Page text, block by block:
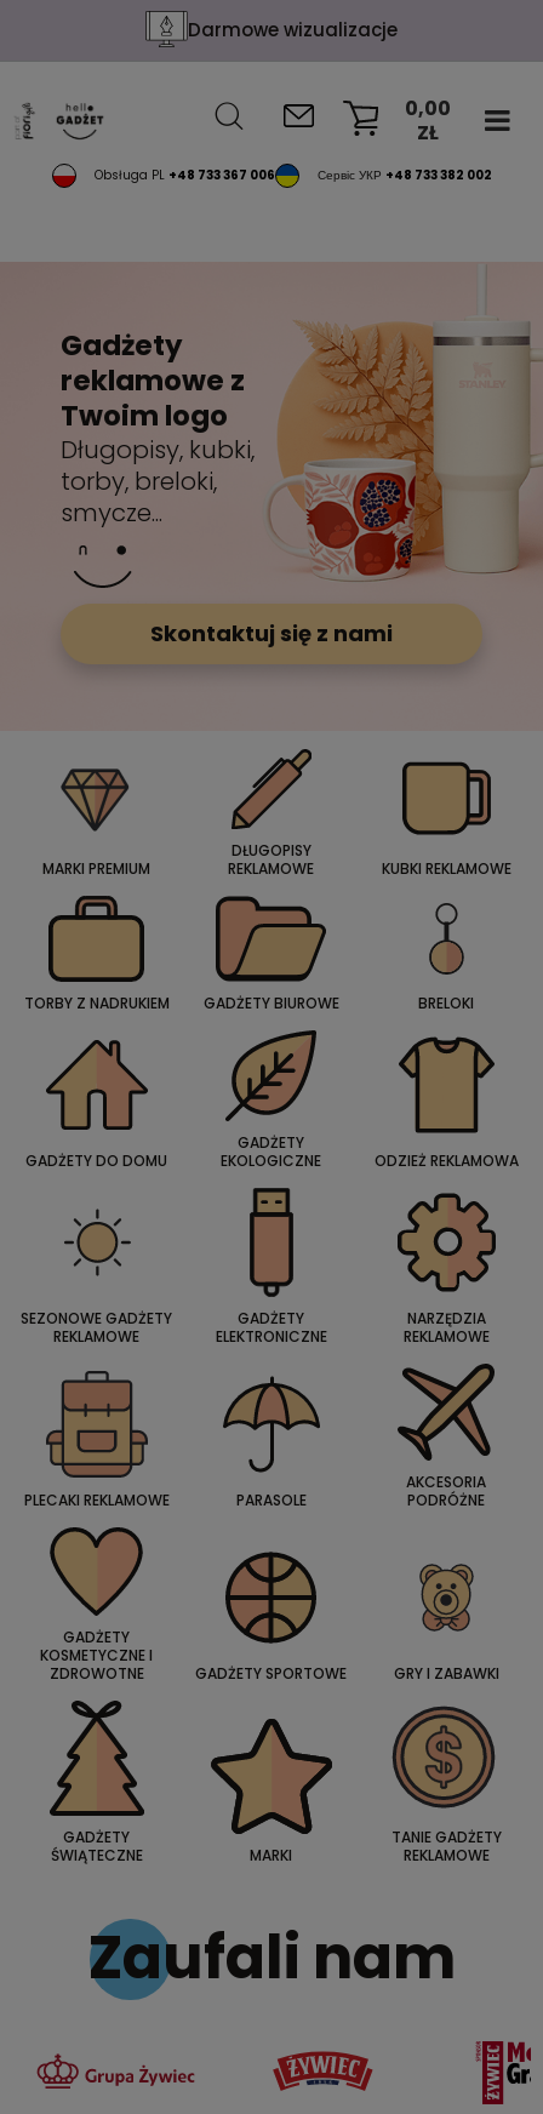
Darmowe wizualizacje
Obsługa PL +48 733 367 006 Сервіс УКР +48 733 382 002
0,00
ZŁ
Gadżety
reklamowe z
Twoim logo
Długopisy, kubki,
torby, breloki,
smycze...
Skontaktuj się z nami
MARKI PREMIUM
DŁUGOPISY
REKLAMOWE
KUBKI REKLAMOWE
TORBY Z NADRUKIEM GADŻETY BIUROWE BRELOKI
GADŻETY DO DOMU
GADŻETY
EKOLOGICZNE
ODZIEŻ REKLAMOWA
SEZONOWE GADŻETY
REKLAMOWE
GADŻETY
ELEKTRONICZNE
NARZĘDZIA
REKLAMOWE
PLECAKI REKLAMOWE PARASOLE
AKCESORIA
PODRÓŻNE
GADŻETY
KOSMETYCZNE I
ZDROWOTNE
GADŻETY SPORTOWE GRY I ZABAWKI
GADŻETY
ŚWIĄTECZNE
MARKI
TANIE GADŻETY
REKLAMOWE
Zaufali nam